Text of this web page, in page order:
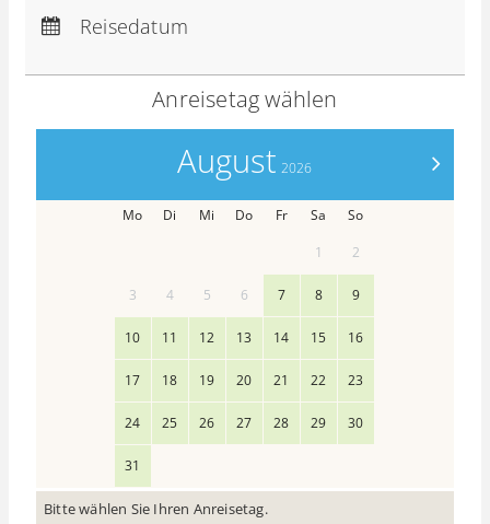
Abreise:keine Auswahl
Reisedatum
Anreisetag wählen
>
August 2026
Mo Di Mi Do Fr Sa
So
1
2
3 4 5 6 7 8 9
10 11 12 13 14 15 16
17 18 19 20 21 22 23
24 25 26 27 28 29 30
31
Bitte wählen Sie Ihren Anreisetag.